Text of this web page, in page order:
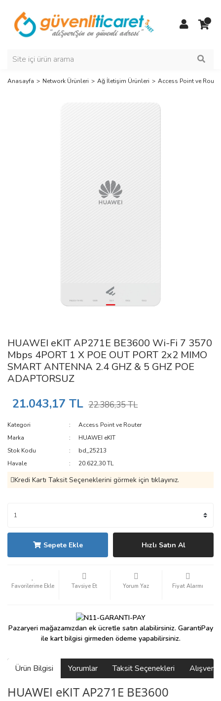
Anasayfa Network Ürünleri Ağ İletişim Ürünleri Access Point ve Router
HUAWEI eKIT AP271E BE3600 Wi-Fi 7 3570
Mbps 4PORT 1 X POE OUT PORT 2x2 MIMO
SMART ANTENNA 2.4 GHZ & 5 GHZ POE
ADAPTORSUZ
21.043,17 TL 22.386,35 TL
Kategori
Access Point ve Router
Marka
HUAWEI eKIT
Stok Kodu
bd_25213
Havale
20.622,30 TL
Kredi Kartı Taksit Seçeneklerini görmek için tıklayınız.
Sepete Ekle Hızlı Satın Al
Tavsiye Et Yorum Yaz Fiyat Alarmı
Pazaryeri mağazamızdan ek ücretle satın alabilirsiniz. GarantiPay
ile kart bilgisi girmeden ödeme yapabilirsiniz.
Ürün Bilgisi Yorumlar Taksit Seçenekleri
HUAWEI eKIT AP271E BE3600